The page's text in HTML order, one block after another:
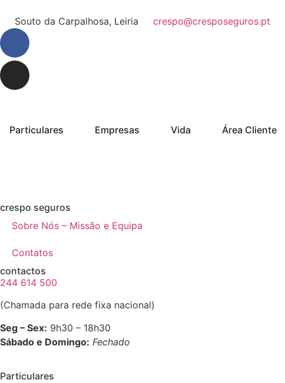
Souto da Carpalhosa, Leiria crespo@cresposeguros.pt
Particulares Empresas Vida Área Cliente
crespo seguros
Sobre Nós – Missão e Equipa
Contatos
contactos
244 614 500
(Chamada para rede fixa nacional)
Seg – Sex: 9h30 – 18h30
Sábado e Domingo: Fechado
Particulares